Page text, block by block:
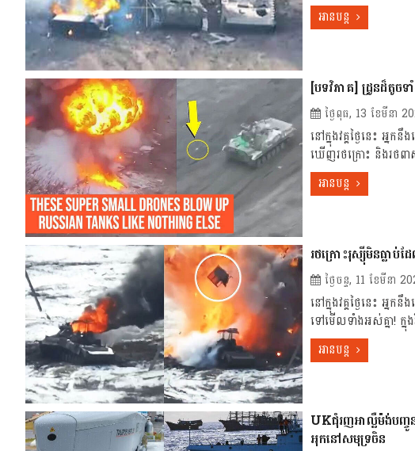
អានបន្ត
[បទវិភាគ] ដ្រូនដ៏តូចទាំ
ថ្ងៃពុធ, 13 ខែមីនា
នៅក្នុងវគ្គថ្ងៃនេះ អ្
ឃើញ​រថក្រោះ និង​រថពា
អានបន្ត
រថក្រោះរុស្ស៊ីមិនធ្លាប់ដ
ថ្ងៃចន្ទ, 11 ខែមីនា
នៅក្នុងវគ្គថ្ងៃនេះ អ្
ទៅមើលទាំងអស់គ្នា! ក្នុ
អានបន្ត
UKជំុរញអាល្លឺម៉ង់បញ្
អុកនៅសមុទ្រចិន